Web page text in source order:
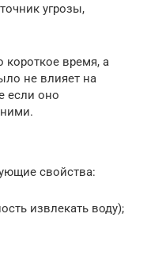
угрозы,
короткое время, а
не влияет на
если оно
ними.
свойства:
извлекать воду);